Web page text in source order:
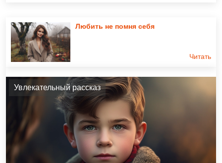
Любить не помня себя
Читать
Увлекательный рассказ